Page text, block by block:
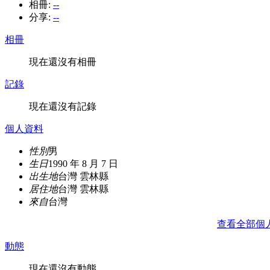
相冊: --
分享: --
相冊
現在還沒有相冊
記錄
現在還沒有記錄
個人資料
性別男
生日1990 年 8 月 7 日
出生地台灣 雲林縣
居住地台灣 雲林縣
來自台灣
查看全部個
動態